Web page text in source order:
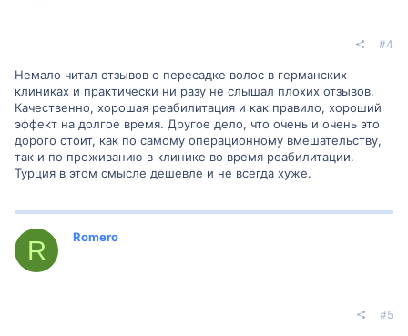
#4
Немало читал отзывов о пересадке волос в германских
клиниках и практически ни разу не слышал плохих отзывов.
Качественно, хорошая реабилитация и как правило, хороший
эффект на долгое время. Другое дело, что очень и очень это
дорого стоит, как по самому операционному вмешательству,
так и по проживанию в клинике во время реабилитации.
Турция в этом смысле дешевле и не всегда хуже.
R Romero
#5